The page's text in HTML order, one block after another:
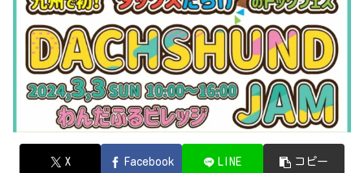
X Facebook LINE コピー